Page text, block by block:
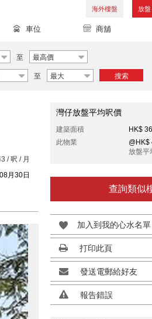
海外樓盤 放盤
車位 商舖
至 最高價
至 最大 搜索
/ 呎 / 月
月30日
灣仔放盤平均呎價
建築面積
HK$
此物業
@HK$
放盤平
查詢類似
加入到我的心水名單
打印此頁
發送電郵給好友
報告錯誤